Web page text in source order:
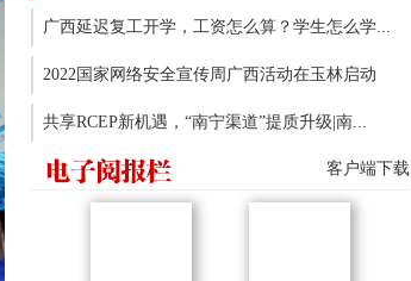
广西延迟复工开学，工资怎么算？学生怎么学...
2022国家网络安全宣传周广西活动在玉林启动
共享RCEP新机遇，“南宁渠道”提质升级|南...
客户端下载